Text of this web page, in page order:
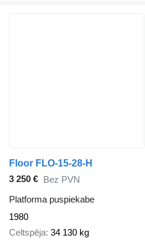
Floor FLO-15-28-H
3 250 € Bez PVN
Platforma puspiekabe
1980
Celtspēja 34 130 kg